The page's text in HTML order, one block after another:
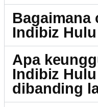
Bagaimana
Indibiz
Apa
Indibiz
dibanding